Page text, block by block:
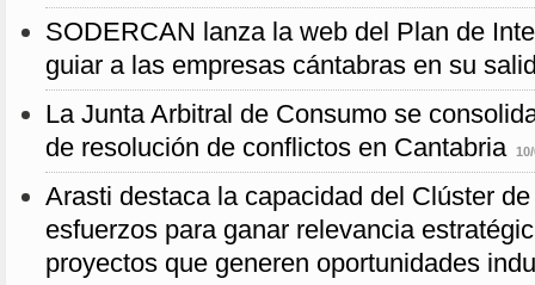
SODERCAN lanza la web del Plan de
guiar a las empresas cántabras en su
La Junta Arbitral de Consumo se
de resolución de conflictos en Cantabria
Arasti destaca la capacidad del Clúster
esfuerzos para ganar relevancia
proyectos que generen oportunidades